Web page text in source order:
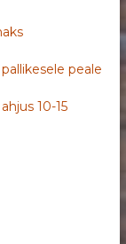
peale
10-15